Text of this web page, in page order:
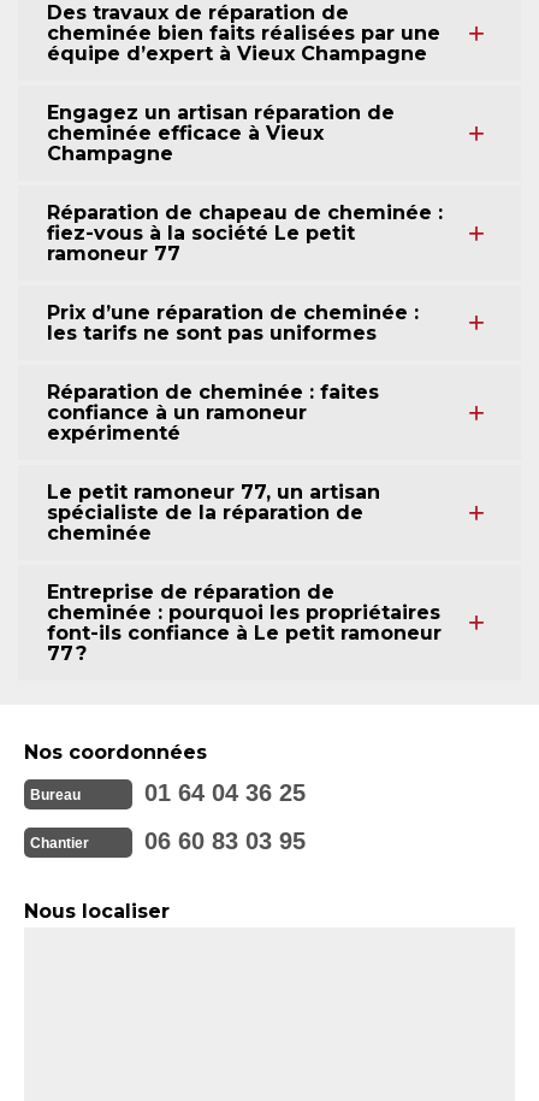
Des travaux de réparation de
cheminée bien faits réalisées par une
équipe d’expert à Vieux Champagne
Engagez un artisan réparation de
cheminée efficace à Vieux
Champagne
Réparation de chapeau de cheminée :
fiez-vous à la société Le petit
ramoneur 77
Prix d’une réparation de cheminée :
les tarifs ne sont pas uniformes
Réparation de cheminée : faites
confiance à un ramoneur
expérimenté
Le petit ramoneur 77, un artisan
spécialiste de la réparation de
cheminée
Entreprise de réparation de
cheminée : pourquoi les propriétaires
font-ils confiance à Le petit ramoneur
77 ?
Nos coordonnées
Bureau 01 64 04 36 25
Chantier 06 60 83 03 95
Nous localiser